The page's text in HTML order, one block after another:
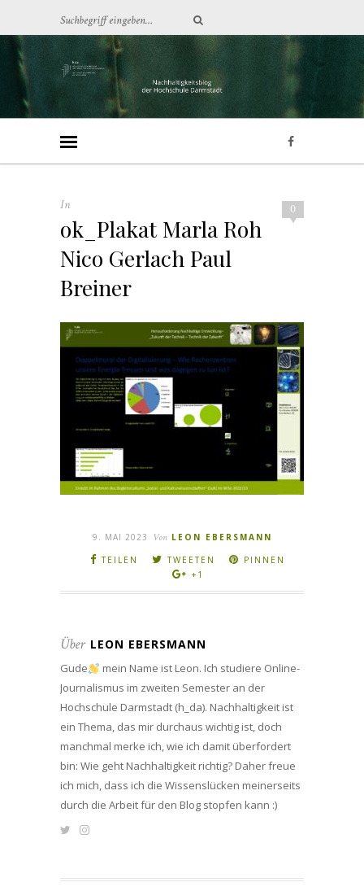
0
In
ok_Plakat Marla Roh
Nico Gerlach Paul
Breiner
9. MAI 2023 Von LEON EBERSMANN
TEILEN
TWEETEN
PINNEN
+1
Über LEON EBERSMANN
Gude
mein Name ist Leon. Ich studiere Online-
Journalismus im zweiten Semester an der
Hochschule Darmstadt (h_da). Nachhaltigkeit ist
ein Thema, das mir durchaus wichtig ist, doch
manchmal merke ich, wie ich damit überfordert
bin: Wie geht Nachhaltigkeit richtig? Daher freue
ich mich, dass ich die Wissenslücken meinerseits
durch die Arbeit für den Blog stopfen kann :)